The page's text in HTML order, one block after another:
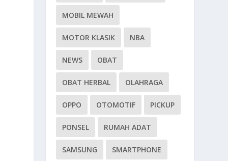
MOBIL MEWAH
MOTOR KLASIK NBA
NEWS OBAT
OBAT HERBAL OLAHRAGA
OPPO OTOMOTIF PICKUP
PONSEL RUMAH ADAT
SAMSUNG SMARTPHONE